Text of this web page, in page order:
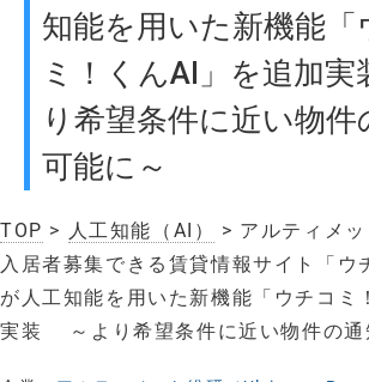
知能を用いた新機能「
ミ！くんAI」を追加
り希望条件に近い物件
可能に～
TOP > 人工知能（AI）
> アルティメ
入居者募集できる賃貸情報サイト「ウ
が人工知能を用いた新機能「ウチコミ
実装 ～より希望条件に近い物件の通